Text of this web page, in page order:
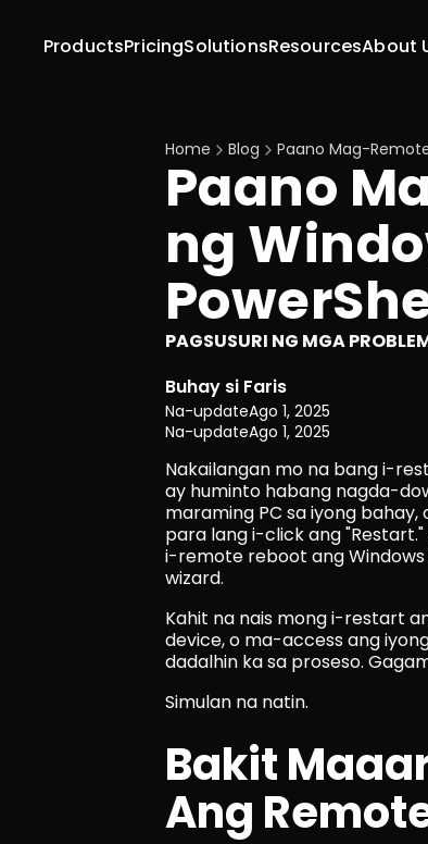
ProductsPricing Resources
Solutions About
Home Blog Paano Mag-
Paano
ng
PAGSUSURI NG MGA
Buhay si Faris
Na-updateAgo 1, 2025
Na-updateAgo 1, 2025
Nakailangan mo na bang i-
ay huminto habang nagda-
maraming PC sa iyong
para lang i-click ang
i-remote reboot ang Windows
wizard.
Kahit na nais mong i-restart
device, o ma-access ang
dadalhin ka sa proseso.
Simulan na natin.
Bakit
Ang